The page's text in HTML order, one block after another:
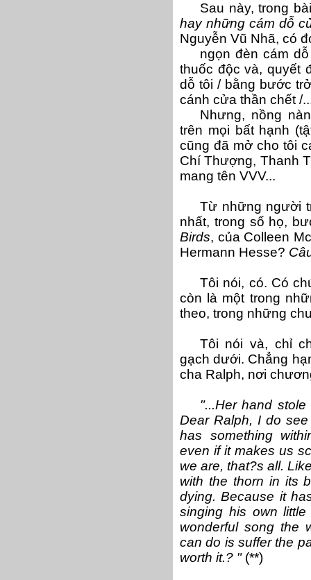
Sau này, trong
hay những cám dỗ
Nguyễn Vũ Nhã, có
ngọn đèn cám
thuốc độc và, quyết
dỗ tôi / bằng bước
cánh cửa thần chết /
Nhưng, nồng
trên mọi bất hạnh
cũng đã mở cho tôi
Chí Thượng, Thanh
mang tên VVV...
Từ những người
nhất, trong số họ,
Birds, của Colleen
Hermann Hesse?
Tôi nói, có. Có
còn là một trong
theo, trong những
Tôi nói và, chỉ
gạch dưới. Chẳng
cha Ralph, nơi
"...Her hand
Dear Ralph, I do
has something
even if it makes us
we are, that?s all.
with the thorn in its
dying. Because it
singing his own
wonderful song the
can do is suffer the
worth it.? "(**)